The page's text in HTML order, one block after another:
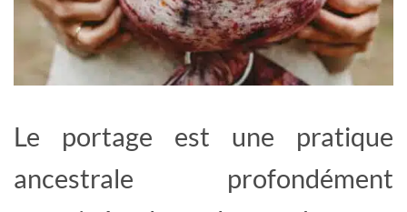
Le portage est une pratique
ancestrale profondément